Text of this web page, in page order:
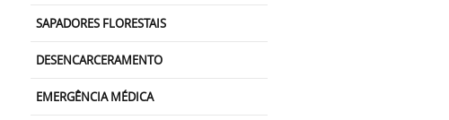
SAPADORES FLORESTAIS
DESENCARCERAMENTO
EMERGÊNCIA MÉDICA